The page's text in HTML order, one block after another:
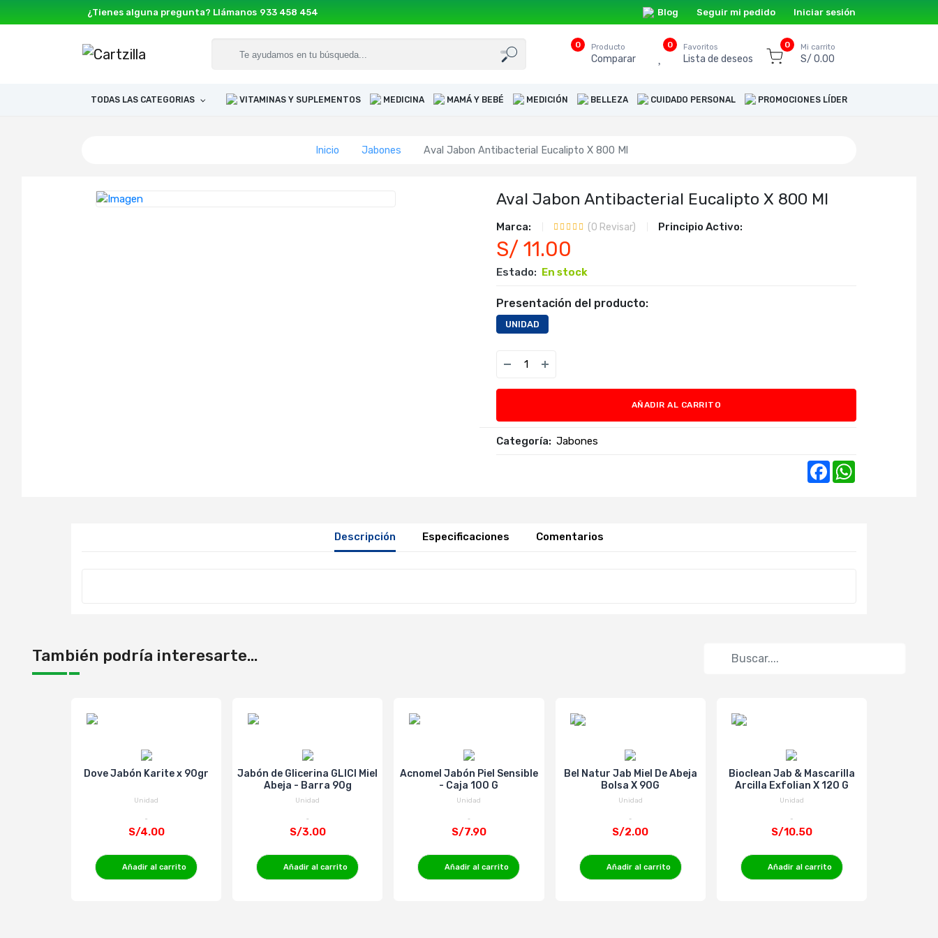
¿Tienes alguna pregunta? Llámanos 933 458 454 Blog Seguir mi pedido Iniciar sesión
0 Producto
Comparar
0 Favoritos
Lista de deseos
0 Mi carrito
S/ 0.00
TODAS LAS CATEGORIAS VITAMINAS Y SUPLEMENTOS MEDICINA MAMÁ Y BEBÉ MEDICIÓN BELLEZA CUIDADO PERSONAL PROMOCIONES LÍDER
Inicio Jabones Aval Jabon Antibacterial Eucalipto X 800 Ml
Aval Jabon Antibacterial Eucalipto X 800 Ml
Marca: (0 Revisar) Principio Activo:
S/ 11.00
Estado: En stock
Presentación del producto:
UNIDAD
AÑADIR AL CARRITO
Categoría: Jabones
Facebook
Descripción Especificaciones Comentarios
También podría interesarte...
Dove Jabón Karite x 90gr
Unidad
S/4.00
Añadir al carrito
Jabón de Glicerina GLICI Miel
Abeja - Barra 90g
Unidad
S/3.00
Añadir al carrito
Acnomel Jabón Piel Sensible
- Caja 100 G
Unidad
S/7.90
Añadir al carrito
Bel Natur Jab Miel De Abeja
Bolsa X 90G
Unidad
S/2.00
Añadir al carrito
Bioclean Jab & Mascarilla
Arcilla Exfolian X 120 G
Unidad
S/10.50
Añadir al carrito